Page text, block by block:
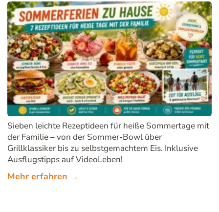
Sieben leichte Rezeptideen für heiße Sommertage mit
der Familie – von der Sommer-Bowl über
Grillklassiker bis zu selbstgemachtem Eis. Inklusive
Ausflugstipps auf VideoLeben!
Mehr erfahren →